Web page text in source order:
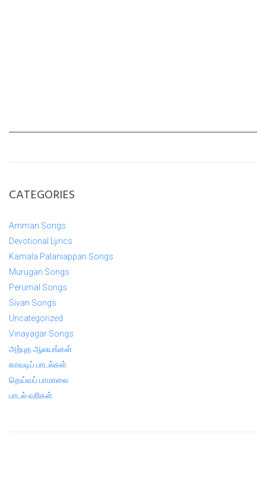
CATEGORIES
Amman Songs
Devotional Lyrics
Kamala Palaniappan Songs
Murugan Songs
Perumal Songs
Sivan Songs
Uncategorized
Vinayagar Songs
அற்புத ஆலயங்கள்
காவடிப் பாடல்கள்
தெய்வப் பாமாலை
பாடல் வரிகள்